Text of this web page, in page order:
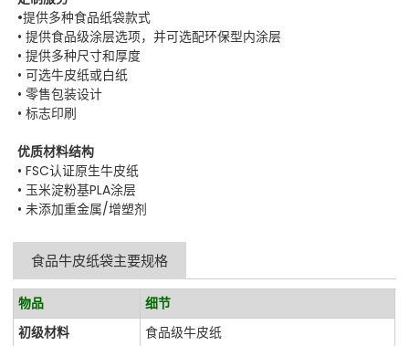
•提供多种食品纸袋款式
• 提供食品级涂层选项，并可选配环保型内涂层
• 提供多种尺寸和厚度
• 可选牛皮纸或白纸
• 零售包装设计
• 标志印刷
优质材料结构
• FSC认证原生牛皮纸
• 玉米淀粉基PLA涂层
• 未添加重金属/增塑剂
食品牛皮纸袋主要规格
物品
细节
初级材料
食品级牛皮纸